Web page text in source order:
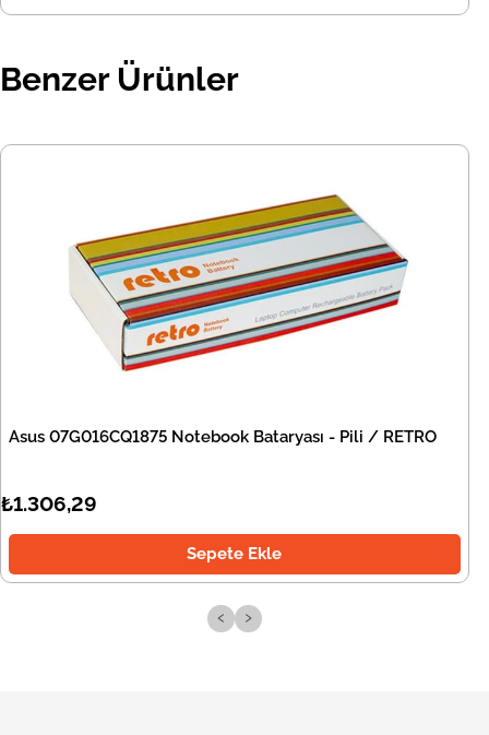
Benzer Ürünler
Asus 07G016CQ1875 Notebook Bataryası - Pili / RETRO
₺1.306,29
Sepete Ekle
‹ ›